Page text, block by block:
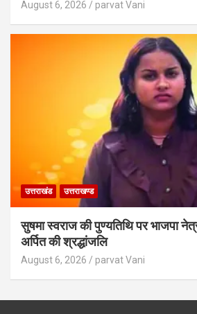
August 6, 2026 parvat Vani
उत्तराखंड उत्तराखण्ड
सुषमा स्वराज की पुण्यतिथि पर भाजपा
अर्पित की श्रद्धांजलि
August 6, 2026 parvat Vani